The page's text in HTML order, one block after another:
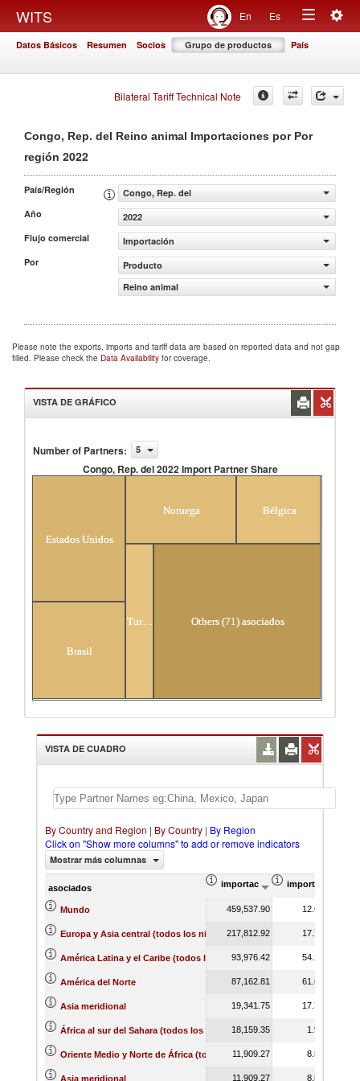
WITS En Es
Toggle
Datos Básicos Resumen Socios Grupo de productos País
Bilateral Tariff Technical Note
Congo, Rep. del Reino animal Importaciones por Por
región 2022
País/Región
Congo, Rep. del
Año
2022
Flujo comercial
Importación
Por
Producto
Reino animal
Please note the exports, imports and tariff data are based on reported data and not gap
filled. Please check the Data Availability for coverage.
VISTA DE GRÁFICO
Number of Partners: 5
Congo, Rep. del 2022 Import Partner Share
Estados Unidos
Brasil
Noruega Bélgica
Turquía Others (71) asociados
VISTA DE CUADRO
By Country and Region | By Country | By Region
Click on "Show more columns" to add or remove indicators
Mostrar más columnas
asociados importación Valor del comercio
importación
Mundo 459,537.90 12.65
Europa y Asia central (todos los niveles de ingreso)
217,812.92 17.75
América Latina y el Caribe (todos los niveles de ingreso)
93,976.42 54.17
América del Norte 87,162.81 61.63
Asia meridional 19,341.75 17.79
África al sur del Sahara (todos los niveles de ingreso)
18,159.35 1.99
Oriente Medio y Norte de África (todos los niveles de ingreso)
11,909.27 8.51
Asia meridional 11,909.27 8.51